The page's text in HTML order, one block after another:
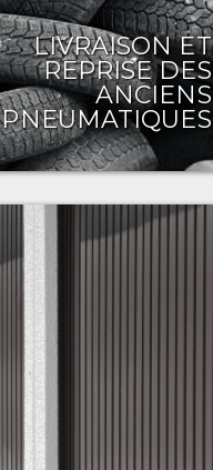
LIVRAISON ET
REPRISE DES
ANCIENS
PNEUMATIQUES